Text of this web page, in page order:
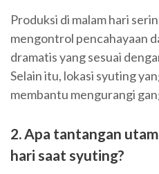
Produksi di malam hari
mengontrol pencahayaan
dramatis yang sesuai
Selain itu, lokasi syuting
membantu mengurangi
2. Apa tantangan
hari saat syuting?